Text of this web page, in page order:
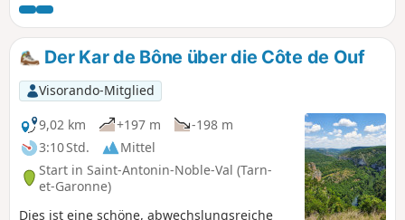
Dann müssen Sie nur noch in den Schatten schlüpfen und
in Richtung Ebene gehen, um zum Ufer des Flusses
zurückzukehren und nach Saint-Antonin-Noble-Val
zurückzukehren.
Der Kar de Bône über die Côte de Ouf
Visorando-Mitglied
9,02 km
+197 m
-198 m
3:10 Std.
Mittel
Start in Saint-Antonin-Noble-Val (Tarn-
et-Garonne)
Dies ist eine schöne, abwechslungsreiche